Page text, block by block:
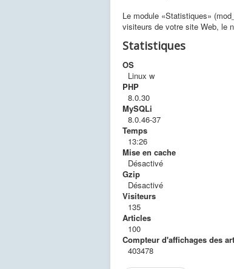
Le module «Statistiques»
visiteurs de votre site Web, le
Statistiques
OS
Linux w
PHP
8.0.30
MySQLi
8.0.46-37
Temps
13:26
Mise en cache
Désactivé
Gzip
Désactivé
Visiteurs
135
Articles
100
Compteur d'affichages des
403478